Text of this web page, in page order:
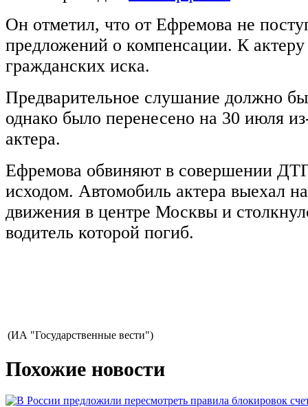
Он отметил, что от Ефремова не
предложений о компенсации. К
гражданских иска.
Предварительное слушание должно
однако было перенесено на 30 июля
актера.
Ефремова обвиняют в совершении
исходом. Автомобиль актера выехал
движения в центре Москвы и
водитель которой погиб.
(ИА "Государственные вести")
Похожие новости